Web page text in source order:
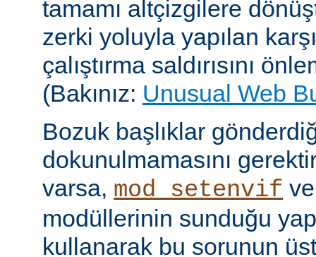
tamamı altçizgilere
zerki yoluyla yapılan
çalıştırma saldırısını
(Bakınız: Unusual Web
Bozuk başlıklar
dokunulmamasını
varsa, mod_setenvif
modüllerinin sunduğu
kullanarak bu sorunun